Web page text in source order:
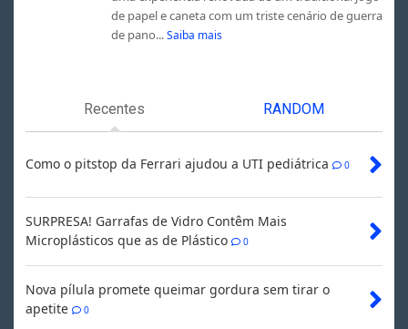
de papel e caneta com um triste cenário de guerra
de pano... Saiba mais
Recentes RANDOM
Como o pitstop da Ferrari ajudou a UTI pediátrica 0
SURPRESA! Garrafas de Vidro Contêm Mais
Microplásticos que as de Plástico
0
Nova pílula promete queimar gordura sem tirar o
apetite
0